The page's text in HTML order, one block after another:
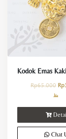
Rp65.000 Rp
Chat